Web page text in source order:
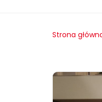
Strona